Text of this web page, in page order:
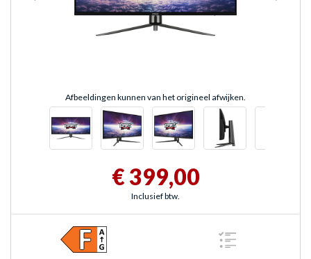
Afbeeldingen kunnen van het origineel afwijken.
€ 399,00
Inclusief btw.